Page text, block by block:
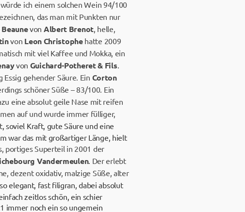
ich einem solchen Wein 94/100
das man mit Punkten nur
von Albert Brenot, helle,
von Leon Christophe hatte 2009
mit viel Kaffee und Mokka, ein
von Guichard-Potheret & Fils.
gehender Säure. Ein Corton
schöner Süße – 83/100. Ein
eine absolut geile Nase mit reifen
auf und wurde immer fülliger,
soviel Kraft, gute Säure und eine
war das mit großartiger Länge, hielt
portiges Superteil in 2001 der
Vandermeulen. Der erlebt
dezent oxidativ, malzige Süße, alter
elegant, fast filigran, dabei absolut
zeitlos schön, ein schier
immer noch ein so ungemein